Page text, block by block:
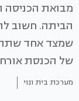
מבואת הכניסה
הביתה. חשוב
שמצד אחד
של הכנסת
מערכת בית ונוי